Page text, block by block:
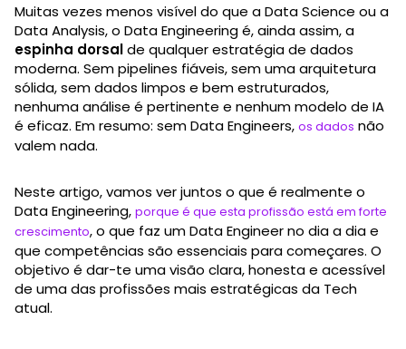
Muitas vezes menos visível do que a Data Science ou a
Data Analysis, o Data Engineering é, ainda assim, a
espinha dorsalde qualquer estratégia de dados
moderna. Sem pipelines fiáveis, sem uma arquitetura
sólida, sem dados limpos e bem estruturados,
nenhuma análise é pertinente e nenhum modelo de IA
é eficaz. Em resumo: sem Data Engineers, os dados não
valem nada.
Neste artigo, vamos ver juntos o que é realmente o
Data Engineering, porque é que esta profissão está em forte
crescimento, o que faz um Data Engineer no dia a dia e
que competências são essenciais para começares. O
objetivo é dar-te uma visão clara, honesta e acessível
de uma das profissões mais estratégicas da Tech
atual.